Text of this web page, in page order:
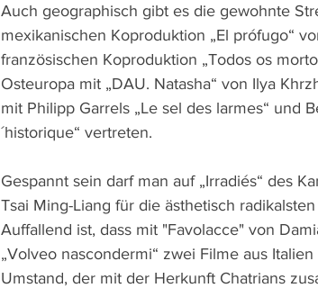
Auch geographisch gibt es die gewohnte
mexikanischen Koproduktion „El prófugo“
französischen Koproduktion „Todos os
Osteuropa mit „DAU. Natasha“ von Ilya
mit Philipp Garrels „Le sel des larmes“ und
´historique“ vertreten.
Gespannt sein darf man auf „Irradiés“ des
Tsai Ming-Liang für die ästhetisch
Auffallend ist, dass mit "Favolacce" von
„Volveo nascondermi“ zwei Filme aus
Umstand, der mit der Herkunft Chatrians